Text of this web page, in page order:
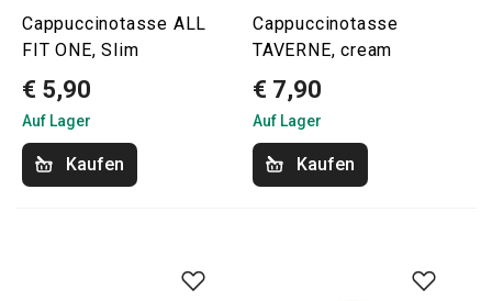
Cappuccinotasse ALL
FIT ONE, Slim
€ 5,90
Auf Lager
Kaufen
Cappuccinotasse
TAVERNE, cream
€ 7,90
Auf Lager
Kaufen